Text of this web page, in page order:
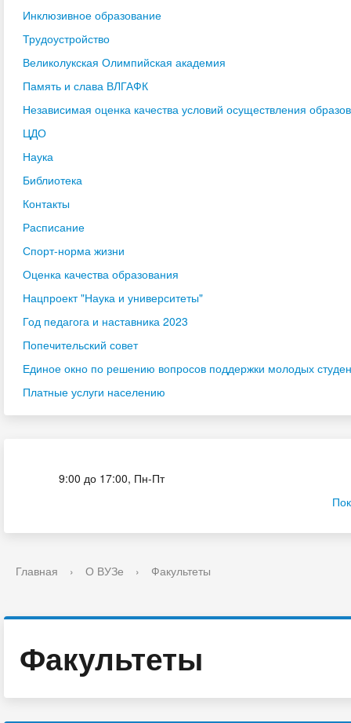
Инклюзивное образование
Трудоустройство
Великолукская Олимпийская академия
Память и слава ВЛГАФК
Независимая оценка качества условий осуществления
ЦДО
Наука
Библиотека
Контакты
Расписание
Спорт-норма жизни
Оценка качества образования
Нацпроект "Наука и университеты"
Год педагога и наставника 2023
Попечительский совет
Единое окно по решению вопросов поддержки молодых
Платные услуги населению
9:00 до 17:00, Пн-Пт
Главная › О ВУЗе › Факультеты
Факультеты